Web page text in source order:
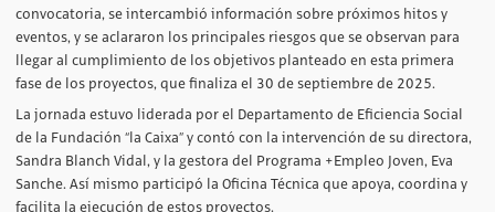
convocatoria, se intercambió información sobre próximos hitos y
eventos, y se aclararon los principales riesgos que se observan para
llegar al cumplimiento de los objetivos planteado en esta primera
fase de los proyectos, que finaliza el 30 de septiembre de 2025.
La jornada estuvo liderada por el Departamento de Eficiencia Social
de la Fundación “la Caixa” y contó con la intervención de su directora,
Sandra Blanch Vidal, y la gestora del Programa +Empleo Joven, Eva
Sanche. Así mismo participó la Oficina Técnica que apoya, coordina y
facilita la ejecución de estos proyectos.